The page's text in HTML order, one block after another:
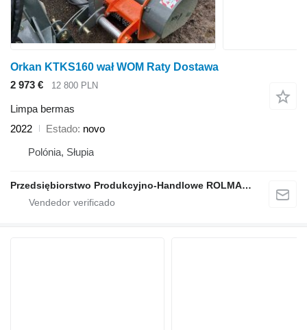
Orkan KTKS160 wał WOM Raty Dostawa
2 973 €
12 800 PLN
Limpa bermas
2022
Estado novo
Polónia, Słupia
Przedsiębiorstwo Produkcyjno-Handlowe ROLMAPOL Marcin Dziekan